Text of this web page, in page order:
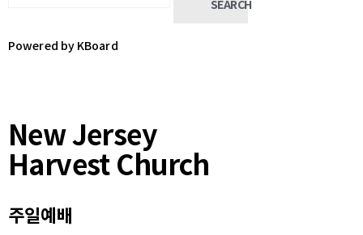
SEARCH
Powered by KBoard
New Jersey
Harvest Church
주일예배